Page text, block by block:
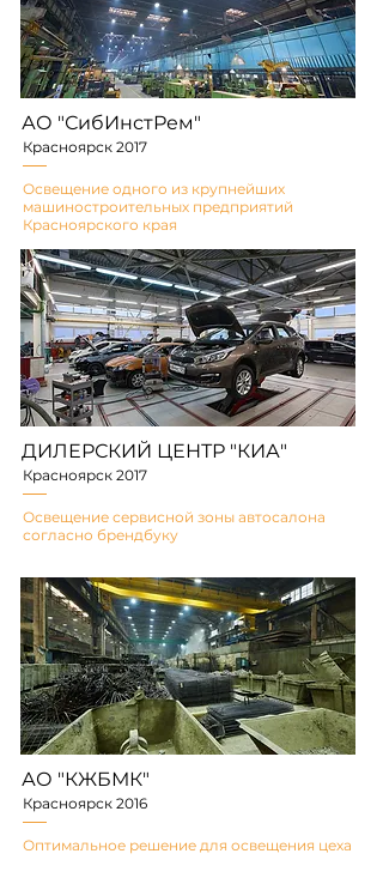
АО "СибИнстРем"
Красноярск 2017
Освещение одного из крупнейших
машиностроительных предприятий
Красноярского края
ДИЛЕРСКИЙ ЦЕНТР "КИА"
Красноярск 2017
Освещение сервисной зоны автосалона
согласно брендбуку
АО "КЖБМК"
Красноярск 2016
Оптимальное решение для освещения цеха